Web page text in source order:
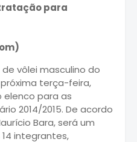
para
vôlei masculino do
terça-feira,
para as
2014/2015. De acordo
Bara, será um
integrantes,